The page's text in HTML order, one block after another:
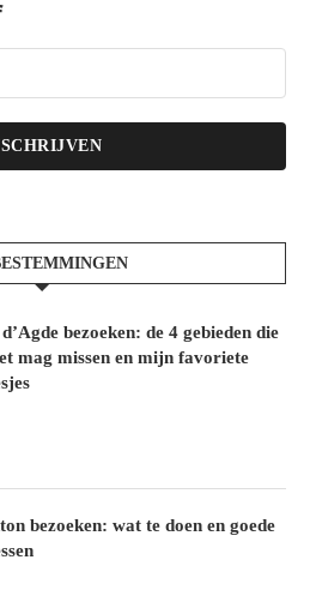
bezoeken: de 4 gebieden die
mag missen en mijn favoriete
bezoeken: wat te doen en goede